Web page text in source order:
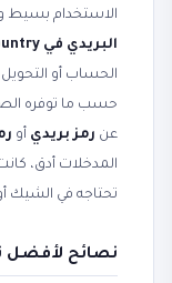
الاستخدام بسيط
البريدي في country
الحساب أو التحويل
حسب ما توفره
عن رمز بريدي أو
المدخلات أدق،
تحتاجه في الشيك
نصائح لأفضل